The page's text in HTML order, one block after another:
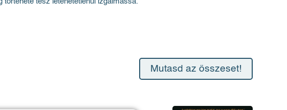
Mutasd az összeset!